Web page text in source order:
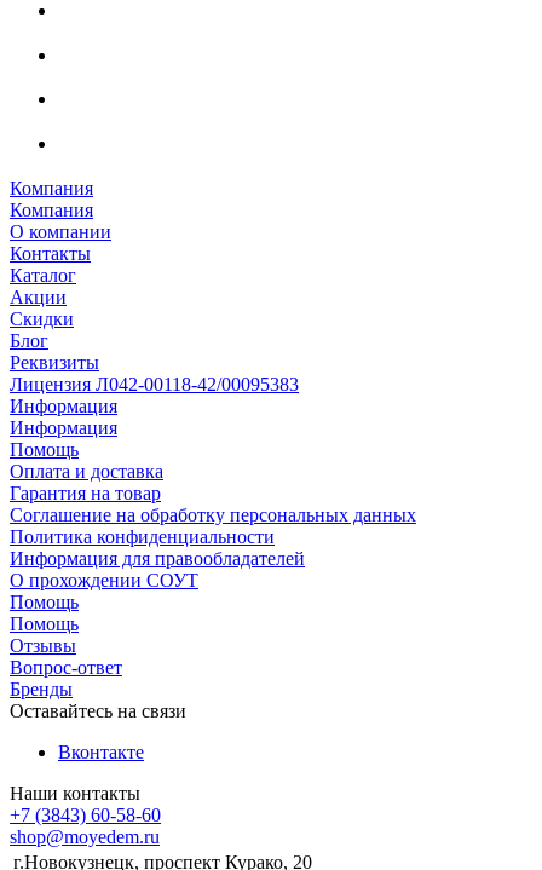
Компания
Компания
О компании
Контакты
Каталог
Акции
Скидки
Блог
Реквизиты
Лицензия Л042-00118-42/00095383
Информация
Информация
Помощь
Оплата и доставка
Гарантия на товар
Соглашение на обработку персональных данных
Политика конфиденциальности
Информация для правообладателей
О прохождении СОУТ
Помощь
Помощь
Отзывы
Вопрос-ответ
Бренды
Оставайтесь на связи
Вконтакте
Наши контакты
+7 (3843) 60-58-60
shop@moyedem.ru
г.Новокузнецк, проспект Курако, 20